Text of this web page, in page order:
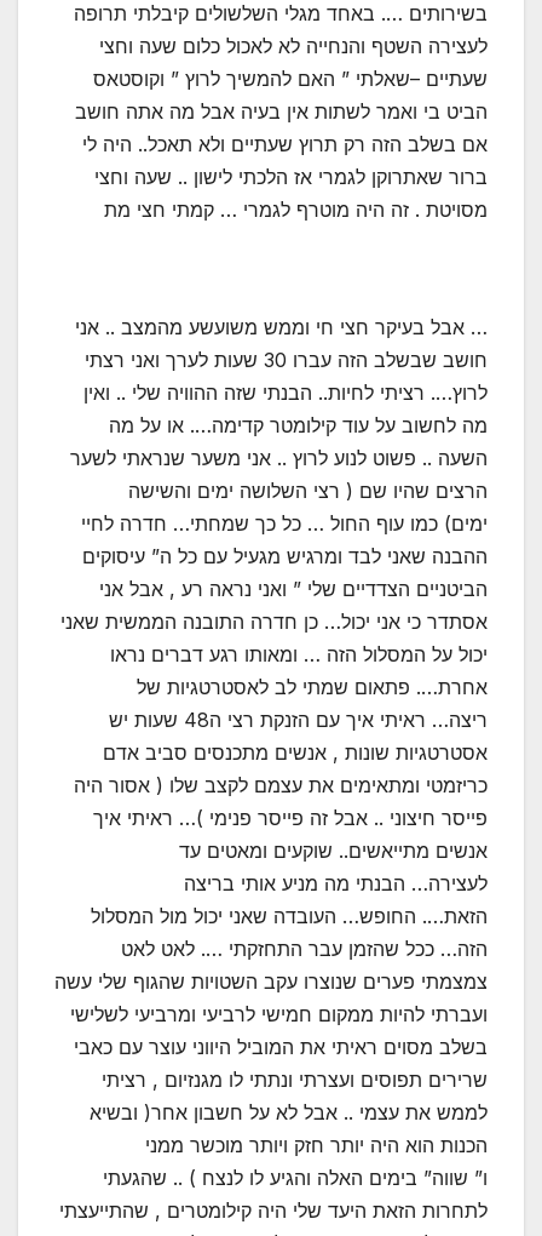
בשירותים …. באחד מגלי השלשולים קיבלתי תרופה
לעצירה השטף והנחייה לא לאכול כלום שעה וחצי
שעתיים –שאלתי ” האם להמשיך לרוץ ” וקוסטאס
הביט בי ואמר לשתות אין בעיה אבל מה אתה חושב
אם בשלב הזה רק תרוץ שעתיים ולא תאכל.. היה לי
ברור שאתרוקן לגמרי אז הלכתי לישון .. שעה וחצי
מסויטת . זה היה מוטרף לגמרי … קמתי חצי מת
… אבל בעיקר חצי חי וממש משועשע מהמצב .. אני
חושב שבשלב הזה עברו 30 שעות לערך ואני רצתי
לרוץ…. רציתי לחיות.. הבנתי שזה ההוויה שלי .. ואין
מה לחשוב על עוד קילומטר קדימה…. או על מה
השעה .. פשוט לנוע לרוץ .. אני משער שנראתי לשער
הרצים שהיו שם ( רצי השלושה ימים והשישה
ימים) כמו עוף החול … כל כך שמחתי… חדרה לחיי
ההבנה שאני לבד ומרגיש מגעיל עם כל ה” עיסוקים
הביטניים הצדדיים שלי ” ואני נראה רע , אבל אני
אסתדר כי אני יכול… כן חדרה התובנה הממשית שאני
יכול על המסלול הזה … ומאותו רגע דברים נראו
אחרת…. פתאום שמתי לב לאסטרטגיות של
ריצה… ראיתי איך עם הזנקת רצי ה48 שעות יש
אסטרטגיות שונות , אנשים מתכנסים סביב אדם
כריזמטי ומתאימים את עצמם לקצב שלו ( אסור היה
פייסר חיצוני .. אבל זה פייסר פנימי )… ראיתי איך
אנשים מתייאשים.. שוקעים ומאטים עד
לעצירה… הבנתי מה מניע אותי בריצה
הזאת…. החופש… העובדה שאני יכול מול המסלול
הזה… ככל שהזמן עבר התחזקתי …. לאט לאט
צמצמתי פערים שנוצרו עקב השטויות שהגוף שלי עשה
ועברתי להיות ממקום חמישי לרביעי ומרביעי לשלישי
בשלב מסוים ראיתי את המוביל היווני עוצר עם כאבי
שרירים תפוסים ועצרתי ונתתי לו מגנזיום , רציתי
לממש את עצמי .. אבל לא על חשבון אחר( ובשיא
הכנות הוא היה יותר חזק ויותר מוכשר ממני
ו” שווה” בימים האלה והגיע לו לנצח ) .. שהגעתי
לתחרות הזאת היעד שלי היה קילומטרים , שהתייעצתי